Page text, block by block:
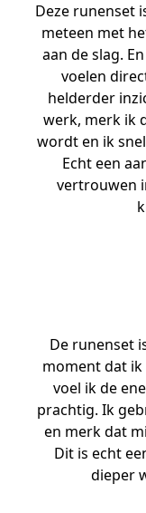
Deze runenset
meteen met
aan de slag.
voelen
helderder
werk, merk ik
wordt en ik
Echt een
vertrouwen
De runenset
moment dat
voel ik de
prachtig. Ik
en merk dat
Dit is echt
dieper